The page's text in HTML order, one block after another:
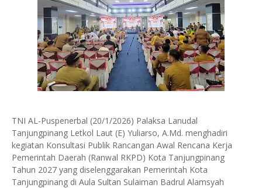
TNI AL-Puspenerbal (20/1/2026) Palaksa Lanudal
Tanjungpinang Letkol Laut (E) Yuliarso, A.Md. menghadiri
kegiatan Konsultasi Publik Rancangan Awal Rencana Kerja
Pemerintah Daerah (Ranwal RKPD) Kota Tanjungpinang
Tahun 2027 yang diselenggarakan Pemerintah Kota
Tanjungpinang di Aula Sultan Sulaiman Badrul Alamsyah